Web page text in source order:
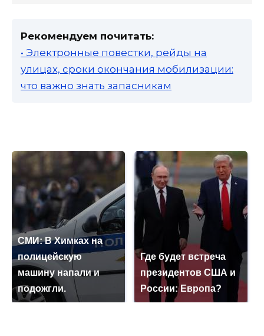
Рекомендуем почитать:
• Электронные повестки, рейды на
улицах, сроки окончания мобилизации:
что важно знать запасникам
СМИ: В Химках на
полицейскую
машину напали и
подожгли.
Где будет встреча
президентов США и
России: Европа?